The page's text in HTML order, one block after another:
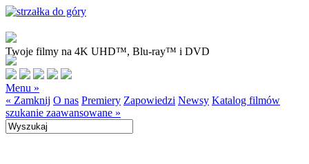
Twoje filmy na 4K UHD™, Blu-ray™ i DVD
Menu »
« Zamknij O nas Premiery Zapowiedzi Newsy Katalog filmów
szukanie zaawansowane »